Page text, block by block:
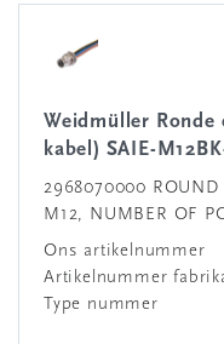
Weidmüller Ronde connector, inbouw (met
kabel) SAIE-
2968070000 ROUND
M12, NUMBER OF
Ons artikelnummer
Artikelnummer
Type nummer